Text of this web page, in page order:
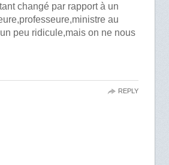
changé par rapport à un
au
peu ridicule,mais on ne nous
REPLY